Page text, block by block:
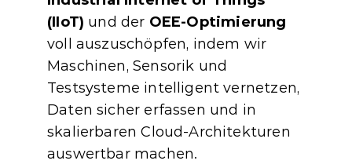
(IIoT) und der OEE‑Optimierung
voll auszuschöpfen, indem wir
Maschinen, Sensorik und
Testsysteme intelligent vernetzen,
Daten sicher erfassen und in
skalierbaren Cloud‑Architekturen
auswertbar machen.